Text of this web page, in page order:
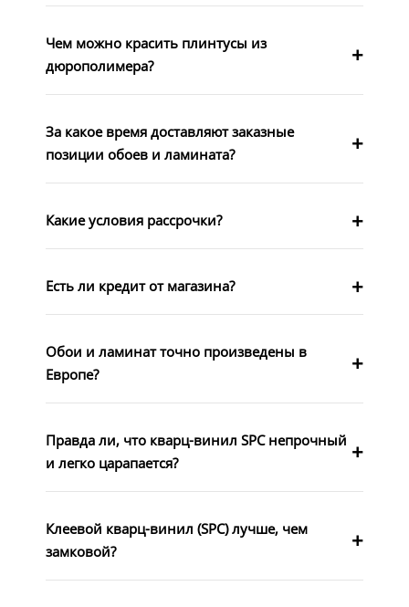
Чем можно красить плинтусы из
дюрополимера?
За какое время доставляют заказные
позиции обоев и ламината?
Какие условия рассрочки?
Есть ли кредит от магазина?
Обои и ламинат точно произведены в
Европе?
Правда ли, что кварц-винил SPC непрочный
и легко царапается?
Клеевой кварц-винил (SPC) лучше, чем
замковой?